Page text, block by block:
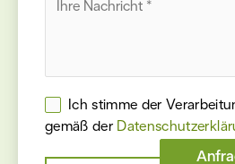
Ich stimme der
gemäß der